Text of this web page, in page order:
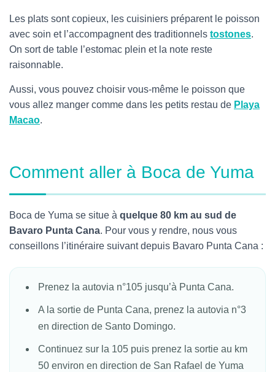
Les plats sont copieux, les cuisiniers préparent le poisson
avec soin et l’accompagnent des traditionnels tostones.
On sort de table l’estomac plein et la note reste
raisonnable.
Aussi, vous pouvez choisir vous-même le poisson que
vous allez manger comme dans les petits restau de Playa
Macao.
Comment aller à Boca de Yuma
Boca de Yuma se situe à quelque 80 km au sud de
Bavaro Punta Cana. Pour vous y rendre, nous vous
conseillons l’itinéraire suivant depuis Bavaro Punta Cana :
Prenez la autovia n°105 jusqu’à Punta Cana.
A la sortie de Punta Cana, prenez la autovia n°3
en direction de Santo Domingo.
Continuez sur la 105 puis prenez la sortie au km
50 environ en direction de San Rafael de Yuma